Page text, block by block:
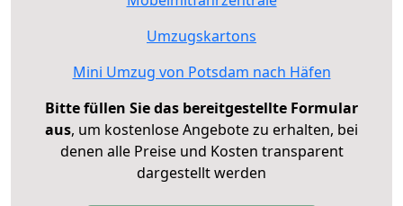
Umzugskartons
Mini Umzug von Potsdam nach Häfen
Bitte füllen Sie das bereitgestellte Formular
aus, um kostenlose Angebote zu erhalten, bei
denen alle Preise und Kosten transparent
dargestellt werden